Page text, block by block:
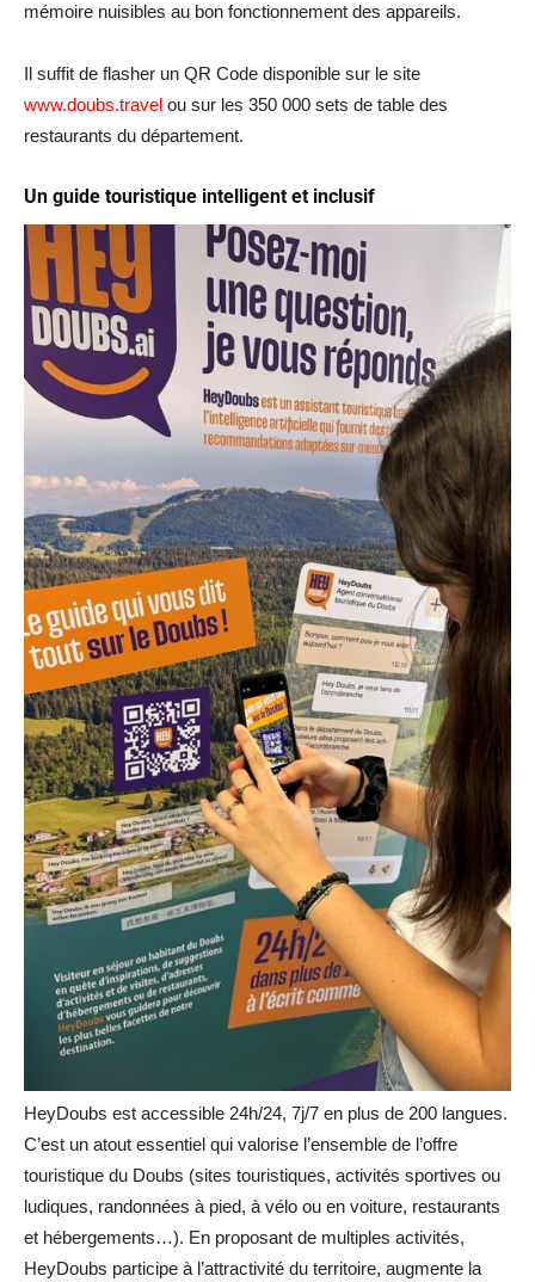
mémoire nuisibles au bon fonctionnement des appareils.
Il suffit de flasher un QR Code disponible sur le site
www.doubs.travel ou sur les 350 000 sets de table des
restaurants du département.
Un guide touristique intelligent et inclusif
HeyDoubs est accessible 24h/24, 7j/7 en plus de 200 langues.
C’est un atout essentiel qui valorise l’ensemble de l’offre
touristique du Doubs (sites touristiques, activités sportives ou
ludiques, randonnées à pied, à vélo ou en voiture, restaurants
et hébergements…). En proposant de multiples activités,
HeyDoubs participe à l’attractivité du territoire, augmente la